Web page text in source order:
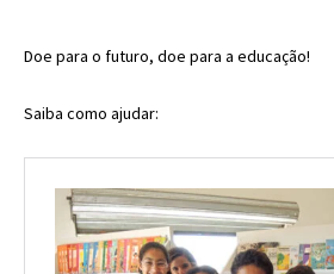
Doe para o futuro, doe para a educação!
Saiba como ajudar: